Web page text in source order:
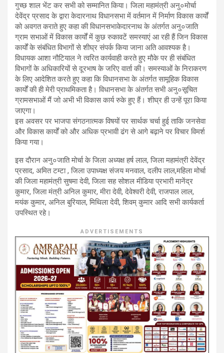
गुच्छ शाल भेंट कर सभी को सम्मानित किया। जिला महामंत्री अनु०मोर्चा
देवेंद्र प्रसाद के द्वारा केदारनाथ विधानसभा में वर्तमान में निर्माण विकास कार्यों
को अवगत कराते हुए कहा की विधानसभाकेदारनाथ के अंतर्गत अनु०जाति
ग्राम सभाओं में विकास कार्यों में कुछ रुकावटें समस्याएं आ रही हैं जिन विकास
कार्यों के संबंधित विभागों से शीघ्र संपर्क किया जाना अति आवश्यक है।
विधायक आशा नौटियाल ने त्वरित कार्यवाही करते हुए मौके पर ही संबंधित
विभागों के अधिकारियों से दूरभाष के जरिए वार्ता की। समस्याओं के निराकरण
के लिए आदेशित करते हुए कहा कि विधानसभा के अंतर्गत सामूहिक विकास
कार्यों की ही मेरी प्राथमिकता है। विधानसभा के अंतर्गत सभी अनु०सूचित
ग्रामसभाओं मैं जो अभी भी विकास कार्य रुके हुए हैं। शीघ्र ही उन्हें पूरा किया
जाएगा।
इस अवसर पर भाजपा संगठनात्मक विषयों पर सार्थक चर्चा हुई ताकि जनसेवा
और विकास कार्यों को और अधिक प्रभावी ढंग से आगे बढ़ाने पर विचार विमर्श
किया गया।
इस दौरान अनु०जाति मोर्चा के जिला अध्यक्ष हर्ष लाल, जिला महामंत्री देवेंद्र
प्रसाद, अमित टम्टा , जिला उपाध्यक्ष संजय मनवाल, दलीप लाल,महिला मोर्चा
की जिला महामंत्री सुषमा देवी, जिला सह सोशल मीडिया प्रभारी मानेंद्र
कुमार, जिला मंत्री अनिल कुमार, मीरा देवी, देवेश्वरी देवी, राजपाल लाल,
मयंक कुमार, अनिल बुरियाल, मिथिला देवी, शिवम् कुमार आदि सभी कार्यकर्ता
उपस्थित रहे।
ADVERTISEMENTS